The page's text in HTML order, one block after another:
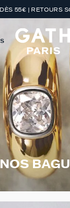
55€ | RETOURS
NOS